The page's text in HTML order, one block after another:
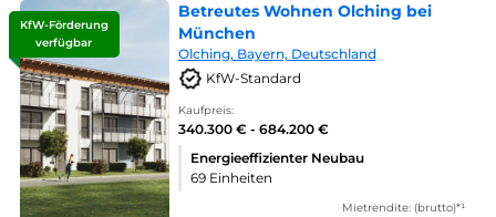
KfW-Förderung
verfügbar
Betreutes Wohnen Olching bei
München
Olching, Bayern, Deutschland
KfW-Standard
Kaufpreis:
340.300 € - 684.200 €
Energieeffizienter Neubau
69 Einheiten
Mietrendite: (brutto)*¹